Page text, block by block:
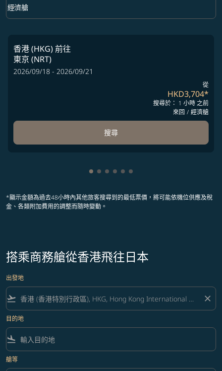
艙等 option 經濟艙 Selected
經濟艙
keyboard_arrow_down
香港 (HKG)前往
東京 (NRT)
2026/09/18 - 2026/09/21
從
HKD3,704*
搜尋於： 1 小時 之前
來回 / 經濟艙
搜尋
顯示 cmp-pagination-showing-
顯示 cmp-pagination-showing-
顯示 cmp-pagination-
顯示 cmp-pagination-
顯示 cmp-pagination-
顯示 cmp-pagination-
*顯示金額為過去48小時內其他旅客搜尋到的最低票價，將可能依機位供應及稅
金、各類附加費用的調整而隨時變動。
搭乘商務艙從香港飛往日本
出發地
flight_takeoff close
目的地
flight_land
艙等